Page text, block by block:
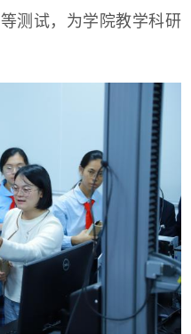
测试，为学院教学科研